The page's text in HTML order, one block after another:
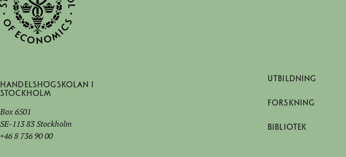
Handelshögskolan i
Stockholm
Box 6501
SE-113 83 Stockholm
+46 8 736 90 00
UTBILDNING
FORSKNING
BIBLIOTEK